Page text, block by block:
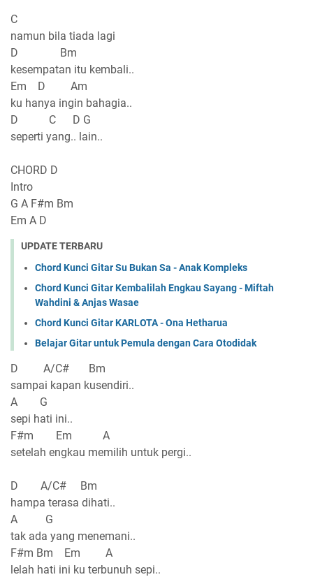
C
namun bila tiada lagi
D Bm
kesempatan itu kembali..
Em D Am
ku hanya ingin bahagia..
D C D G
seperti yang.. lain..
CHORD D
Intro
G A F#m Bm
Em A D
UPDATE TERBARU
Chord Kunci Gitar Su Bukan Sa - Anak Kompleks
Chord Kunci Gitar Kembalilah Engkau Sayang - Miftah
Wahdini & Anjas Wasae
Chord Kunci Gitar KARLOTA - Ona Hetharua
Belajar Gitar untuk Pemula dengan Cara Otodidak
D A/C# Bm
sampai kapan kusendiri..
A G
sepi hati ini..
F#m Em A
setelah engkau memilih untuk pergi..
D A/C# Bm
hampa terasa dihati..
A G
tak ada yang menemani..
F#m Bm Em A
lelah hati ini ku terbunuh sepi..